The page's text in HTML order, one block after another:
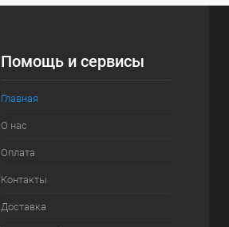
Помощь и сервисы
Главная
О нас
Оплата
Контакты
Доставка